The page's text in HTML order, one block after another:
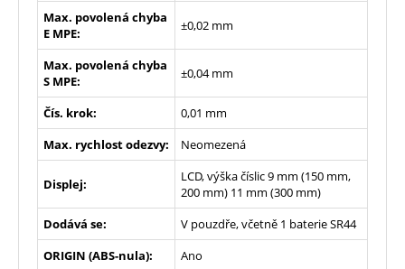
Max. povolená chyba
E MPE:
±0,02 mm
Max. povolená chyba
S MPE:
±0,04 mm
Čís. krok:
0,01 mm
Max. rychlost odezvy:
Neomezená
Displej:
LCD, výška číslic 9 mm (150 mm,
200 mm) 11 mm (300 mm)
Dodává se:
V pouzdře, včetně 1 baterie SR44
ORIGIN (ABS-nula):
Ano